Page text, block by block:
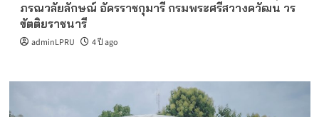
ภรณวลัยลักษณ์ อัครราชกุมารี กรมพระศรีสวางควัฒน วร
ขัตติยราชนารี
adminLPRU 4 ปี ago